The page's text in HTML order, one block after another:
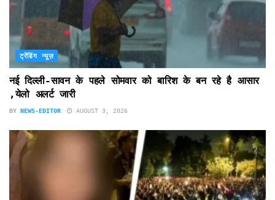
ट्रेंडिंग न्यूज़
नई दिल्ली-सावन के पहले सोमवार को बारिश के बन रहे है आसार
,येलो अलर्ट जारी
BY NEWS-EDITOR AUGUST 3, 2026